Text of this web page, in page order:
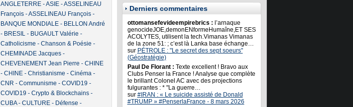
ANGLETERRE-ASIE-ASSELINEAU
François-ASSELINEAU François-
BANQUE MONDIALE- BELLON André
- BRESIL- BUGAULT Valérie -
Catholicisme - Chanson & Poésie -
CHEMINADE Jacques-
CHEVENEMENT Jean Pierre - CHINE
- CHINE- Christianisme - Cinéma-
CNR - Communisme - COVID19 -
COVID19 - Crypto & Blockchains-
CUBA- CULTURE- Défense -
Derniers commentaires
ottomansefevideempirebrics : l’arnaque
genocideJOE,demonENformeHumaîne,ET SES
ACOLYTES, utilisent la tech.Vimanas Vimanas
de la zone 51: ; c’est là Lanka base échange…
sur PÉTROLE : "Le secret des sept soeurs"
(Géostratégie)
Paul De Florant : Texte excellent ! Bravo aux
Clubs Penser la France ! Analyse que complète
le brillant Colonel AC avec des projections
fulgurantes : * "La guerre…
sur #IRAN : « Le suicide assisté de Donald
#TRUMP » #PenserlaFrance - 8 mars 2026